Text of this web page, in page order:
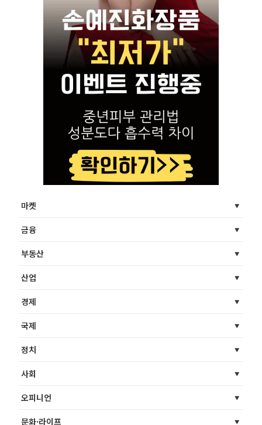
마켓
금융
부동산
산업
경제
국제
정치
사회
오피니언
문화·라이프